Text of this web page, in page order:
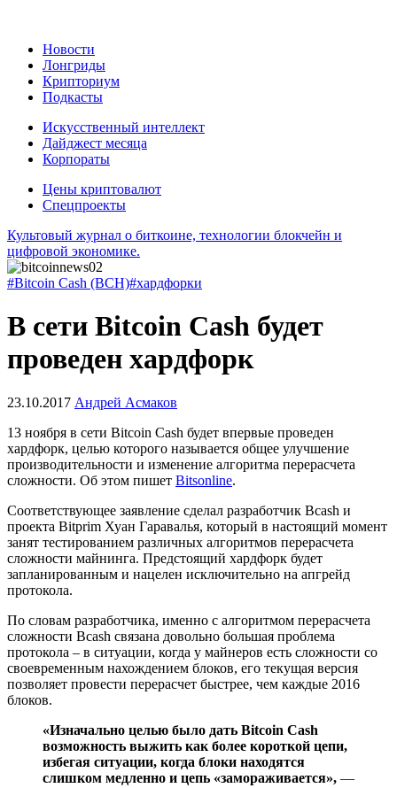
Новости
Лонгриды
Крипториум
Подкасты
Искусственный интеллект
Дайджест месяца
Корпораты
Цены криптовалют
Спецпроекты
Культовый журнал о биткоине, технологии блокчейн и
цифровой экономике.
#Bitcoin Cash (BCH)#хардфорки
В сети Bitcoin Cash будет
проведен хардфорк
23.10.2017 Андрей Асмаков
13 ноября в сети Bitcoin Cash будет впервые проведен
хардфорк, целью которого называется общее улучшение
производительности и изменение алгоритма перерасчета
сложности. Об этом пишет Bitsonline.
Соответствующее заявление сделал разработчик Bcash и
проекта Bitprim Хуан Гаравалья, который в настоящий момент
занят тестированием различных алгоритмов перерасчета
сложности майнинга. Предстоящий хардфорк будет
запланированным и нацелен исключительно на апгрейд
протокола.
По словам разработчика, именно с алгоритмом перерасчета
сложности Bcash связана довольно большая проблема
протокола – в ситуации, когда у майнеров есть сложности со
своевременным нахождением блоков, его текущая версия
позволяет провести перерасчет быстрее, чем каждые 2016
блоков.
«Изначально целью было дать Bitcoin Cash
возможность выжить как более короткой цепи,
избегая ситуации, когда блоки находятся
слишком медленно и цепь «замораживается», —